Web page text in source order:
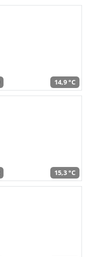
14,9 °C
15,3 °C